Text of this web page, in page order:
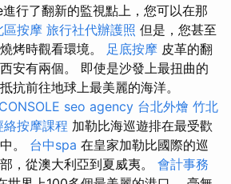
行了翻新的監視點上，您可以在那
區按摩 旅行社代辦護照 但是，您甚至
烤時觀看環境。 足底按摩 皮革的翻
安有兩個。 即使是沙發上最扭曲的
抗前往地球上最美麗的海洋。
seo agency 台北外燴 竹北
絡按摩課程 加勒比海巡遊排在最受歡
。 台中spa 在皇家加勒比國際的巡
，從澳大利亞到夏威夷。 會計事務